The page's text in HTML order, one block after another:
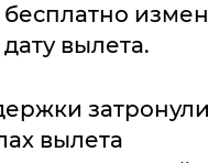
вылета.
вылета